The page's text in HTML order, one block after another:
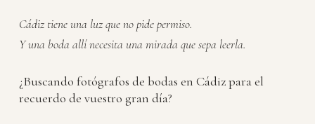
Cádiz tiene una luz que no pide permiso.
Y una boda allí necesita una mirada que sepa leerla.
¿Buscando fotógrafos de bodas en Cádiz para el
recuerdo de vuestro gran día?